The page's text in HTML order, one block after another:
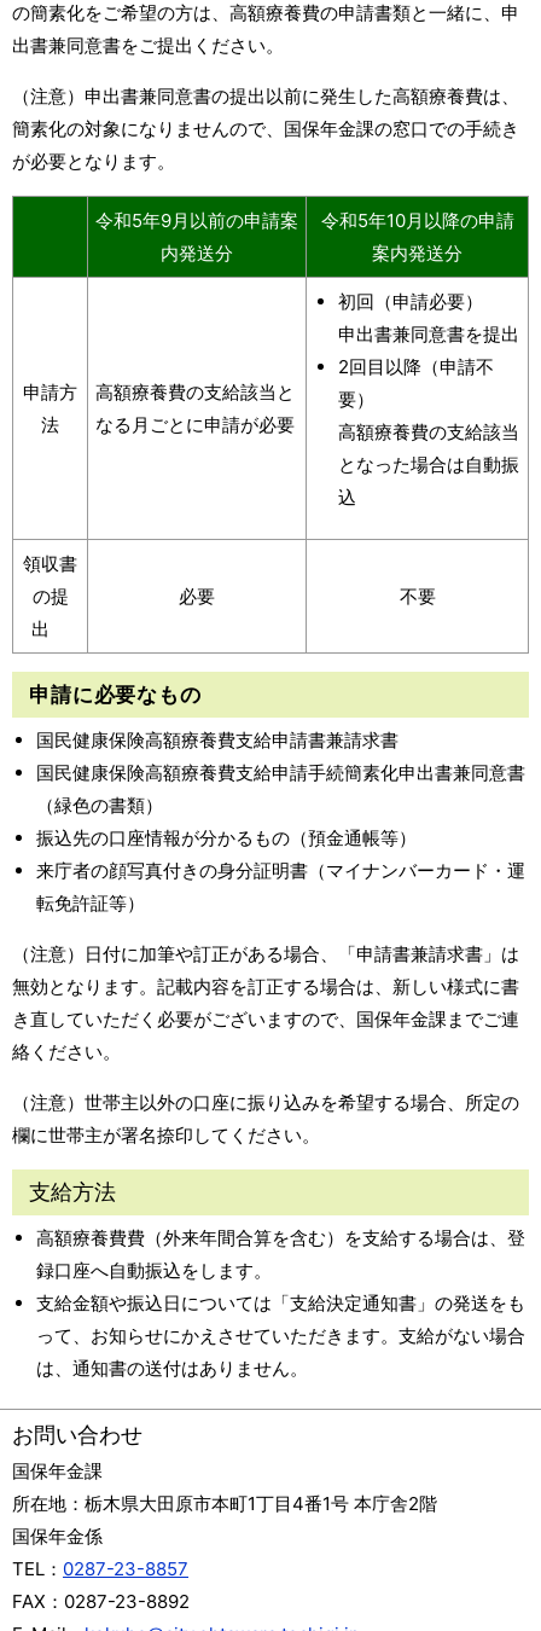
の簡素化をご希望の方は、高額療養費の申請書類と一緒に、申
出書兼同意書をご提出ください。
（注意）申出書兼同意書の提出以前に発生した高額療養費は、
簡素化の対象になりませんので、国保年金課の窓口での手続き
が必要となります。
令和5年9月以前の申請案
内発送分
令和5年10月以降の申請
案内発送分
申請方
法
高額療養費の支給該当と
なる月ごとに申請が必要
初回（申請必要）
申出書兼同意書を提出
2回目以降（申請不
要）
高額療養費の支給該当
となった場合は自動振
込
領収書
の提
出
必要 不要
申請に必要なもの
国民健康保険高額療養費支給申請書兼請求書
国民健康保険高額療養費支給申請手続簡素化申出書兼同意書
（緑色の書類）
振込先の口座情報が分かるもの（預金通帳等）
来庁者の顔写真付きの身分証明書（マイナンバーカード・運
転免許証等）
（注意）日付に加筆や訂正がある場合、「申請書兼請求書」は
無効となります。記載内容を訂正する場合は、新しい様式に書
き直していただく必要がございますので、国保年金課までご連
絡ください。
（注意）世帯主以外の口座に振り込みを希望する場合、所定の
欄に世帯主が署名捺印してください。
支給方法
高額療養費費（外来年間合算を含む）を支給する場合は、登
録口座へ自動振込をします。
支給金額や振込日については「支給決定通知書」の発送をも
って、お知らせにかえさせていただきます。支給がない場合
は、通知書の送付はありません。
お問い合わせ
国保年金課
所在地： 栃木県大田原市本町1丁目4番1号 本庁舎2階
国保年金係
TEL： 0287-23-8857
FAX： 0287-23-8892